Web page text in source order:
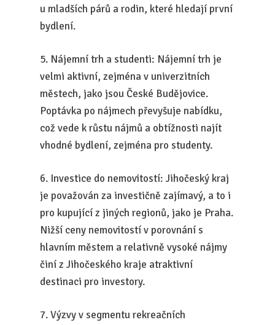
u mladších párů a rodin, které hledají první
bydlení.
5. Nájemní trh a studenti: Nájemní trh je
velmi aktivní, zejména v univerzitních
městech, jako jsou České Budějovice.
Poptávka po nájmech převyšuje nabídku,
což vede k růstu nájmů a obtížnosti najít
vhodné bydlení, zejména pro studenty.
6. Investice do nemovitostí: Jihočeský kraj
je považován za investičně zajímavý, a to i
pro kupující z jiných regionů, jako je Praha.
Nižší ceny nemovitostí v porovnání s
hlavním městem a relativně vysoké nájmy
činí z Jihočeského kraje atraktivní
destinaci pro investory.
7. Výzvy v segmentu rekreačních